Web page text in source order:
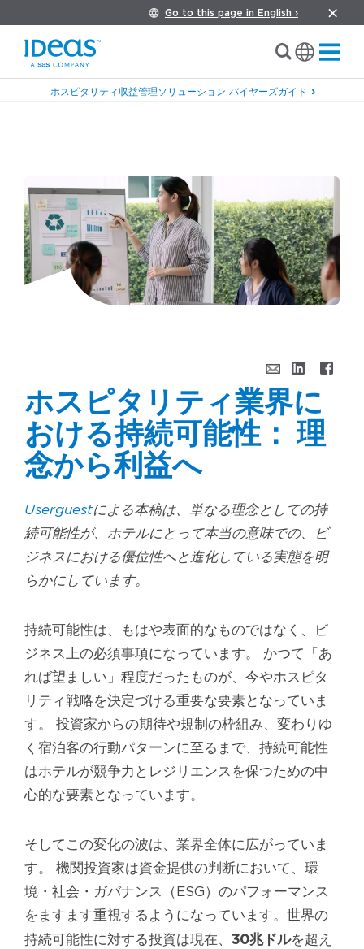
Go to this page in English ›
ホスピタリティ収益管理ソリューション バイヤーズガイド
ホスピタリティ業界に
おける持続可能性： 理
念から利益へ
Userguestによる本稿は、単なる理念としての持
続可能性が、ホテルにとって本当の意味での、ビ
ジネスにおける優位性へと進化している実態を明
らかにしています。
持続可能性は、もはや表面的なものではなく、ビ
ジネス上の必須事項になっています。 かつて「あ
れば望ましい」程度だったものが、今やホスピタ
リティ戦略を決定づける重要な要素となっていま
す。 投資家からの期待や規制の枠組み、変わりゆ
く宿泊客の行動パターンに至るまで、持続可能性
はホテルが競争力とレジリエンスを保つための中
心的な要素となっています。
そしてこの変化の波は、業界全体に広がっていま
す。 機関投資家は資金提供の判断において、環
境・社会・ガバナンス（ESG）のパフォーマンス
をますます重視するようになっています。世界の
持続可能性に対する投資は現在、 30兆ドルを超え